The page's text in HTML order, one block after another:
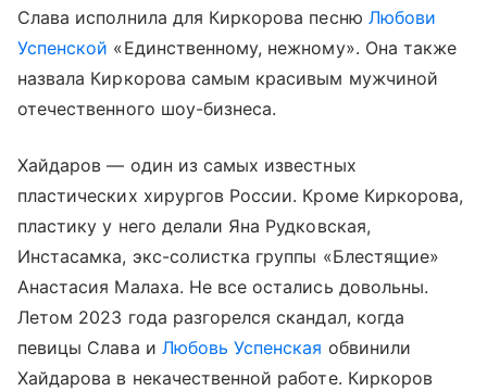
Слава исполнила для Киркорова песню Любови
Успенской «Единственному, нежному». Она также
назвала Киркорова самым красивым мужчиной
отечественного шоу-бизнеса.
Хайдаров — один из самых известных
пластических хирургов России. Кроме Киркорова,
пластику у него делали Яна Рудковская,
Инстасамка, экс-солистка группы «Блестящие»
Анастасия Малаха. Не все остались довольны.
Летом 2023 года разгорелся скандал, когда
певицы Слава и Любовь Успенская обвинили
Хайдарова в некачественной работе. Киркоров